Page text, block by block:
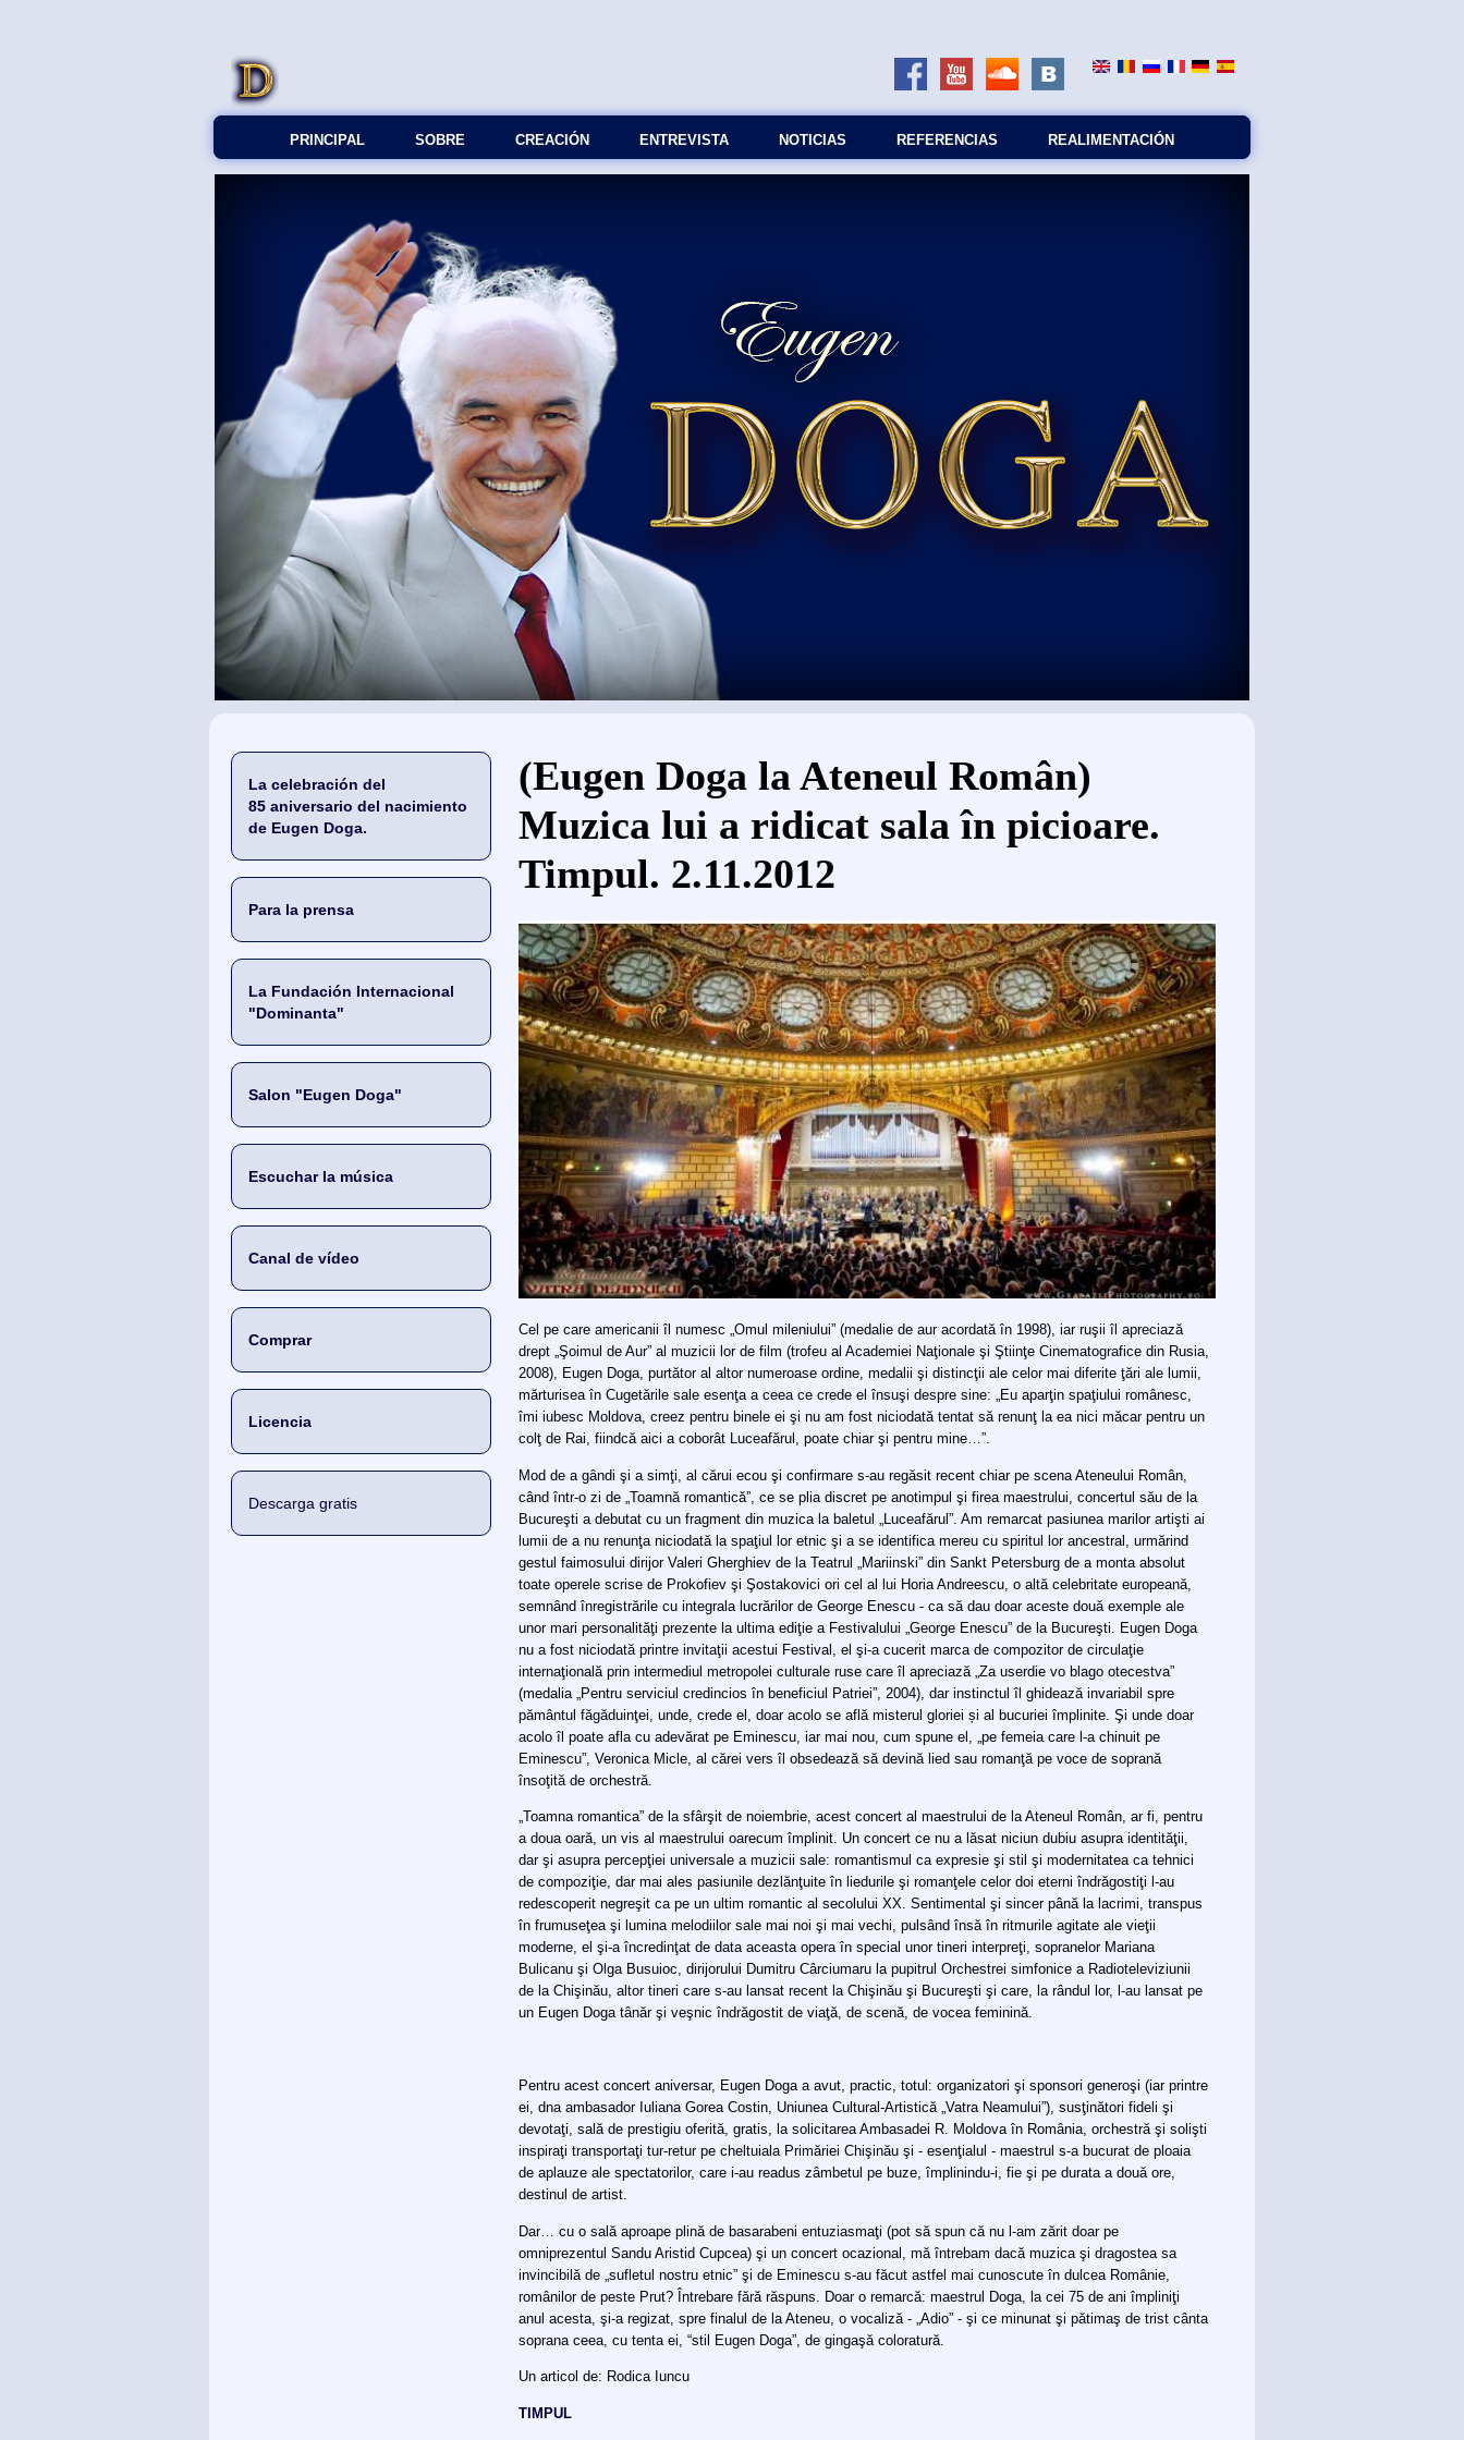
PRINCIPAL SOBRE СREACIÓN ENTREVISTA NOTICIAS REFERENCIAS REALIMENTACIÓN
La celebración del
85 aniversario del nacimiento
de Eugen Doga.
Para la prensa
La Fundación Internacional
"Dominanta"
Salon "Eugen Doga"
Escuchar la música
Canal de vídeo
Comprar
Licencia
Descarga gratis
Usted está aquí
(Eugen Doga la Ateneul Român)
Muzica lui a ridicat sala în picioare.
Timpul. 2.11.2012
Cel pe care americanii îl numesc „Omul mileniului” (medalie de aur acordată în 1998), iar ruşii îl apreciază
drept „Şoimul de Aur” al muzicii lor de film (trofeu al Academiei Naţionale şi Ştiinţe Cinematografice din Rusia,
2008), Eugen Doga, purtător al altor numeroase ordine, medalii şi distincţii ale celor mai diferite ţări ale lumii,
mărturisea în Cugetările sale esenţa a ceea ce crede el însuşi despre sine: „Eu aparţin spaţiului românesc,
îmi iubesc Moldova, creez pentru binele ei şi nu am fost niciodată tentat să renunţ la ea nici măcar pentru un
colţ de Rai, fiindcă aici a coborât Luceafărul, poate chiar şi pentru mine…”.
Mod de a gândi şi a simţi, al cărui ecou şi confirmare s-au regăsit recent chiar pe scena Ateneului Român,
când într-o zi de „Toamnă romantică”, ce se plia discret pe anotimpul şi firea maestrului, concertul său de la
Bucureşti a debutat cu un fragment din muzica la baletul „Luceafărul”. Am remarcat pasiunea marilor artişti ai
lumii de a nu renunţa niciodată la spaţiul lor etnic şi a se identifica mereu cu spiritul lor ancestral, urmărind
gestul faimosului dirijor Valeri Gherghiev de la Teatrul „Mariinski” din Sankt Petersburg de a monta absolut
toate operele scrise de Prokofiev şi Şostakovici ori cel al lui Horia Andreescu, o altă celebritate europeană,
semnând înregistrările cu integrala lucrărilor de George Enescu - ca să dau doar aceste două exemple ale
unor mari personalităţi prezente la ultima ediţie a Festivalului „George Enescu” de la Bucureşti. Eugen Doga
nu a fost niciodată printre invitaţii acestui Festival, el şi-a cucerit marca de compozitor de circulaţie
internaţională prin intermediul metropolei culturale ruse care îl apreciază „Za userdie vo blago otecestva”
(medalia „Pentru serviciul credincios în beneficiul Patriei”, 2004), dar instinctul îl ghidează invariabil spre
pământul făgăduinţei, unde, crede el, doar acolo se află misterul gloriei și al bucuriei împlinite. Şi unde doar
acolo îl poate afla cu adevărat pe Eminescu, iar mai nou, cum spune el, „pe femeia care l-a chinuit pe
Eminescu”, Veronica Micle, al cărei vers îl obsedează să devină lied sau romanţă pe voce de soprană
însoţită de orchestră.
„Toamna romantica” de la sfârşit de noiembrie, acest concert al maestrului de la Ateneul Român, ar fi, pentru
a doua oară, un vis al maestrului oarecum împlinit. Un concert ce nu a lăsat niciun dubiu asupra identităţii,
dar şi asupra percepţiei universale a muzicii sale: romantismul ca expresie şi stil şi modernitatea ca tehnici
de compoziţie, dar mai ales pasiunile dezlănţuite în liedurile şi romanţele celor doi eterni îndrăgostiţi l-au
redescoperit negreşit ca pe un ultim romantic al secolului XX. Sentimental şi sincer până la lacrimi, transpus
în frumuseţea şi lumina melodiilor sale mai noi şi mai vechi, pulsând însă în ritmurile agitate ale vieţii
moderne, el şi-a încredinţat de data aceasta opera în special unor tineri interpreţi, sopranelor Mariana
Bulicanu şi Olga Busuioc, dirijorului Dumitru Cârciumaru la pupitrul Orchestrei simfonice a Radioteleviziunii
de la Chişinău, altor tineri care s-au lansat recent la Chişinău şi Bucureşti şi care, la rândul lor, l-au lansat pe
un Eugen Doga tânăr şi veşnic îndrăgostit de viaţă, de scenă, de vocea feminină.
Pentru acest concert aniversar, Eugen Doga a avut, practic, totul: organizatori şi sponsori generoşi (iar printre
ei, dna ambasador Iuliana Gorea Costin, Uniunea Cultural-Artistică „Vatra Neamului”), susţinători fideli şi
devotaţi, sală de prestigiu oferită, gratis, la solicitarea Ambasadei R. Moldova în România, orchestră şi solişti
inspiraţi transportaţi tur-retur pe cheltuiala Primăriei Chişinău şi - esenţialul - maestrul s-a bucurat de ploaia
de aplauze ale spectatorilor, care i-au readus zâmbetul pe buze, împlinindu-i, fie şi pe durata a două ore,
destinul de artist.
Dar… cu o sală aproape plină de basarabeni entuziasmaţi (pot să spun că nu l-am zărit doar pe
omniprezentul Sandu Aristid Cupcea) şi un concert ocazional, mă întrebam dacă muzica şi dragostea sa
invincibilă de „sufletul nostru etnic” şi de Eminescu s-au făcut astfel mai cunoscute în dulcea Românie,
românilor de peste Prut? Întrebare fără răspuns. Doar o remarcă: maestrul Doga, la cei 75 de ani împliniţi
anul acesta, şi-a regizat, spre finalul de la Ateneu, o vocaliză - „Adio” - şi ce minunat şi pătimaş de trist cânta
soprana ceea, cu tenta ei, “stil Eugen Doga”, de gingaşă coloratură.
Un articol de: Rodica Iuncu
TIMPUL